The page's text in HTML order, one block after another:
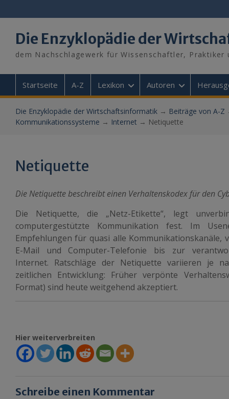
to
Die Enzyklopädie der
dem Nachschlagewerk für Wissenschaftler, Praktiker
Startseite A-Z Lexikon Autoren
Die Enzyklopädie der Wirtschaftsinformatik→ Beiträge von A-Z
Kommunikationssysteme → Internet → Netiquette
Netiquette
Die Netiquette beschreibt einen Verhaltenskodex für den
Die Netiquette, die „Netz-Etikette“, legt
computergestützte Kommunikation fest. Im
Empfehlungen für quasi alle Kommunikationskanäle,
E-Mail und Computer-Telefonie bis zur
Internet. Ratschläge der Netiquette variieren je
zeitlichen Entwicklung: Früher verpönte
Format) sind heute weitgehend akzeptiert.
Hier weiterverbreiten
Schreibe einen Kommentar